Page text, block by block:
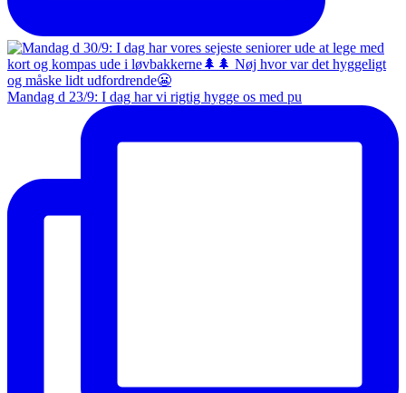
Mandag d 23/9: I dag har vi rigtig hygge os med pu